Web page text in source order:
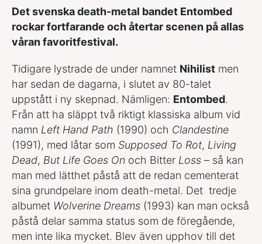
Det svenska death-metal bandet Entombed
rockar fortfarande och återtar scenen på allas
våran favoritfestival.
Tidigare lystrade de under namnet Nihilist men
har sedan de dagarna, i slutet av 80-talet
uppstått i ny skepnad. Nämligen: Entombed.
Från att ha släppt två riktigt klassiska album vid
namn Left Hand Path (1990) och Clandestine
(1991), med låtar som Supposed To Rot, Living
Dead, But Life Goes On och Bitter Loss – så kan
man med lätthet påstå att de redan cementerat
sina grundpelare inom death-metal. Det tredje
albumet Wolverine Dreams (1993) kan man också
påstå delar samma status som de föregående,
men inte lika mycket. Blev även upphov till det